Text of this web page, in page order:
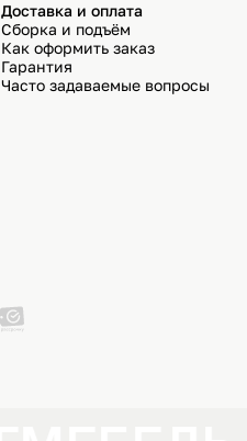
Доставка и оплата
Сборка и подъём
Как оформить заказ
Гарантия
Часто задаваемые вопросы